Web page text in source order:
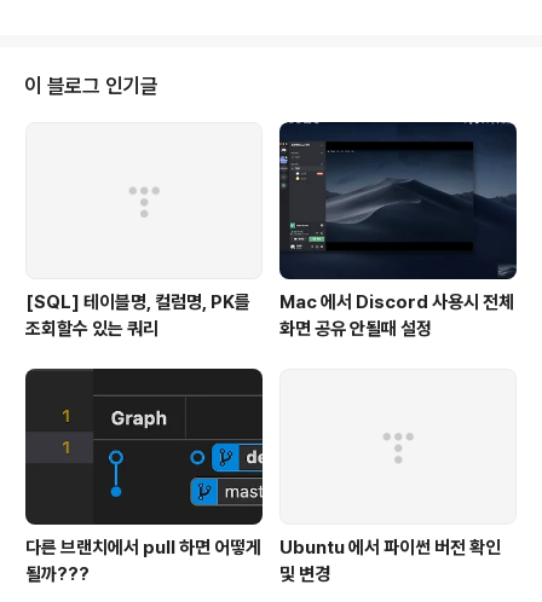
그리고 조금 공부해 보다 보니 관련해서 알아야 할 기술들이 많아지고 있다. 이
렇게 연결된 가지들을 꾸준히 공부해 나가면 될것 같다. 2. 글쓰기.무엇인..
이 블로그 인기글
[SQL] 테이블명, 컬럼명, PK를
조회할수 있는 쿼리
Mac 에서 Discord 사용시 전체
화면 공유 안될때 설정
다른 브랜치에서 pull 하면 어떻게
될까???
Ubuntu 에서 파이썬 버전 확인
및 변경